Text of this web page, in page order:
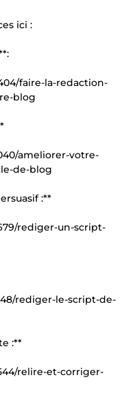
ici :
faire-la-redaction-
blog
ameliorer-votre-
de-blog
:**
rediger-un-script-
rediger-le-script-de-
:**
relire-et-corriger-